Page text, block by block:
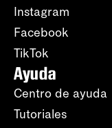
Instagram
Facebook
TikTok
Ayuda
Centro de ayuda
Tutoriales